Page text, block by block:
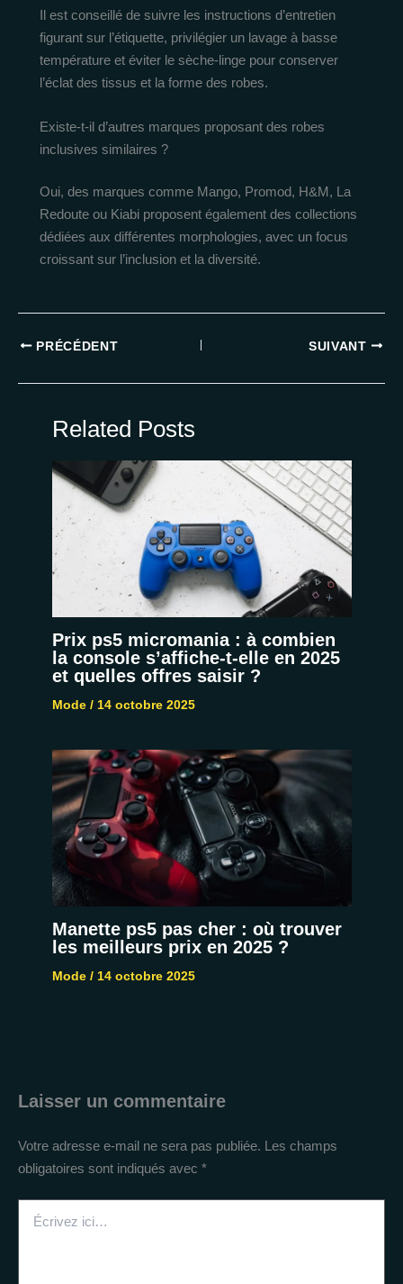
Il est conseillé de suivre les instructions d’entretien
figurant sur l’étiquette, privilégier un lavage à basse
température et éviter le sèche-linge pour conserver
l’éclat des tissus et la forme des robes.
Existe-t-il d’autres marques proposant des robes
inclusives similaires ?
Oui, des marques comme Mango, Promod, H&M, La
Redoute ou Kiabi proposent également des collections
dédiées aux différentes morphologies, avec un focus
croissant sur l’inclusion et la diversité.
PRÉCÉDENT SUIVANT
Related Posts
Prix ps5 micromania : à combien
la console s’affiche-t-elle en 2025
et quelles offres saisir ?
Mode/ 14 octobre 2025
Manette ps5 pas cher : où trouver
les meilleurs prix en 2025 ?
Mode/ 14 octobre 2025
Laisser un commentaire
Votre adresse e-mail ne sera pas publiée. Les champs
obligatoires sont indiqués avec *
ici…